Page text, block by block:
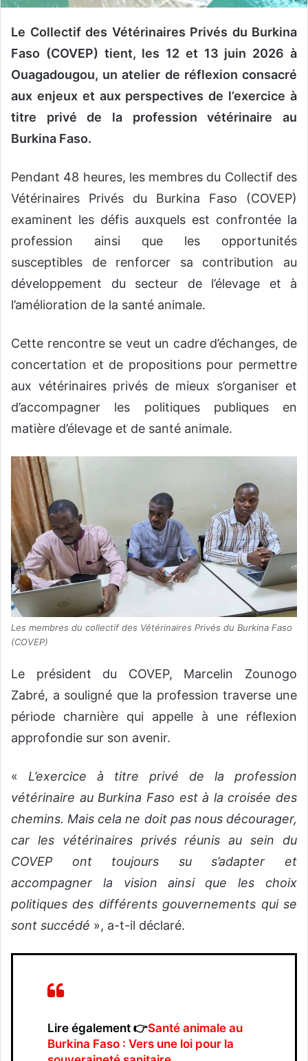
r
e
l
Le Collectif des Vétérinaires Privés du Burkina
Faso (COVEP) tient, les 12 et 13 juin 2026 à
Ouagadougou, un atelier de réflexion consacré
aux enjeux et aux perspectives de l’exercice à
titre privé de la profession vétérinaire au
Burkina Faso.
Pendant 48 heures, les membres du Collectif des
Vétérinaires Privés du Burkina Faso (COVEP)
examinent les défis auxquels est confrontée la
profession ainsi que les opportunités
susceptibles de renforcer sa contribution au
développement du secteur de l’élevage et à
l’amélioration de la santé animale.
Cette rencontre se veut un cadre d’échanges, de
concertation et de propositions pour permettre
aux vétérinaires privés de mieux s’organiser et
d’accompagner les politiques publiques en
matière d’élevage et de santé animale.
Les membres du collectif des Vétérinaires Privés du Burkina Faso
(COVEP)
Le président du COVEP, Marcelin Zounogo
Zabré, a souligné que la profession traverse une
période charnière qui appelle à une réflexion
approfondie sur son avenir.
« L’exercice à titre privé de la profession
vétérinaire au Burkina Faso est à la croisée des
chemins. Mais cela ne doit pas nous décourager,
car les vétérinaires privés réunis au sein du
COVEP ont toujours su s’adapter et
accompagner la vision ainsi que les choix
politiques des différents gouvernements qui se
sont succédé », a-t-il déclaré.
Lire également 👉Santé animale au
Burkina Faso : Vers une loi pour la